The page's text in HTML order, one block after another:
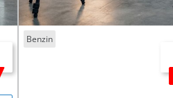
Benzin